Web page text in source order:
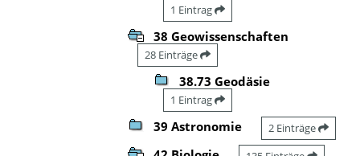
1 Eintrag
38 Geowissenschaften
28 Einträge
38.73 Geodäsie
1 Eintrag
39 Astronomie 2 Einträge